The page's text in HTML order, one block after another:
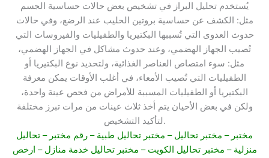
يُستخدم تحليل البراز في تشخيص بعض حالات حساسية الجسم
مثل: الكشف عن حساسية بروتين الحليب عند الرضع، وفي حالات
حدوث العدوى التي تُسببها البكتيريا والطفيليات والفيروسات التي
تُصيب الجهاز الهضمي، وعند حدوث مشاكل في الجهاز الهضمي،
مثل: سوء امتصاص العناصر الغذائية، ولتحديد نوع البكتيريا أو
الطفيليات التي تُصيب الأمعاء، في أغلب الأوقات يمكن معرفة
البكتيريا أو الطفيليات المسببة للأمراض من فحص عينة واحدة،
ولكن في بعض الأحيان يتم أخذ ثلاث عينات من مرات تبرز مختلفة
لتأكيد التشخيص.
مختبر – مختبر تحاليل – مختبر تحاليل طبية – رقم مختبر – تحاليل
منزلية – مختبر تحاليل الكويت– مختبر تحاليل خدمة منازل – ارخص